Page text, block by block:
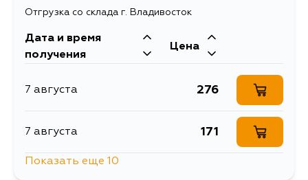
Отгрузка со склада г. Владивосток
Дата и время
получения
Цена
7 августа 276
7 августа 171
Показать еще 10